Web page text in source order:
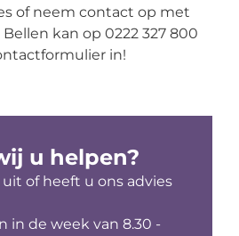
of neem contact op met
kan op 0222 327 800
in!
u helpen?
of heeft u ons advies
in de week van 8.30 -